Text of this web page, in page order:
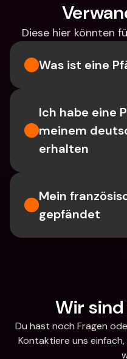
Diese hier könnten
Was ist eine
Ich habe eine
meinem
erhalten
Mein
gepfändet
Wir
Du hast noch Fragen
Kontaktiere uns